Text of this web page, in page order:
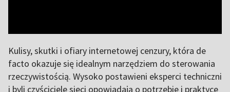
Kulisy, skutki i ofiary internetowej cenzury, która de
facto okazuje się idealnym narzędziem do sterowania
rzeczywistością. Wysoko postawieni eksperci techniczni
i byli czyściciele sieci opowiadają o potrzebie i praktyce